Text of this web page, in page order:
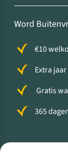
Word
€10
Extra
Gratis
365